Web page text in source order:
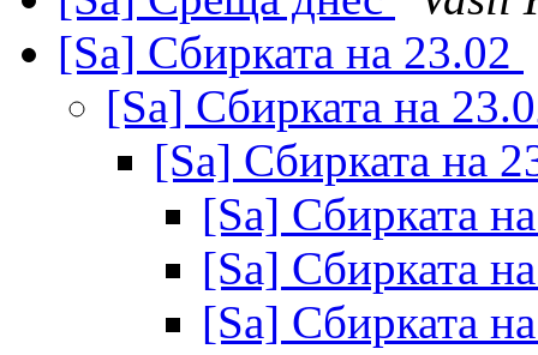
[Sa] Сбирката на 23.02
[Sa] Сбирката на
[Sa] Сбирката на
[Sa] Сбирката
[Sa] Сбирката
[Sa] Сбирката